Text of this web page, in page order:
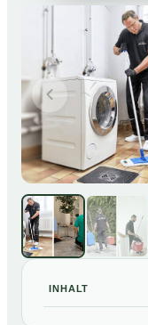
INHALT